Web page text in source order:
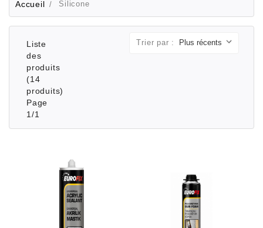
Accueil Silicone
Liste
des
produits
(14
produits)
Page
1/1
Trier par :